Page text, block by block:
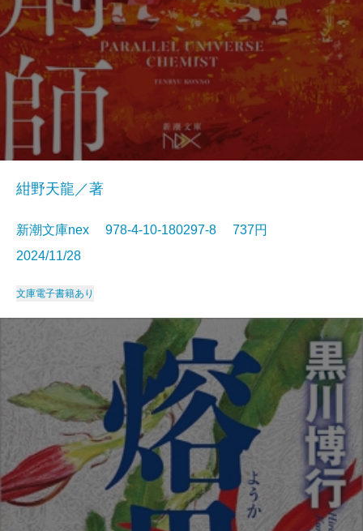
紺野天龍／著
新潮文庫nex 978-4-10-180297-8 737円
2024/11/28
文庫電子書籍あり